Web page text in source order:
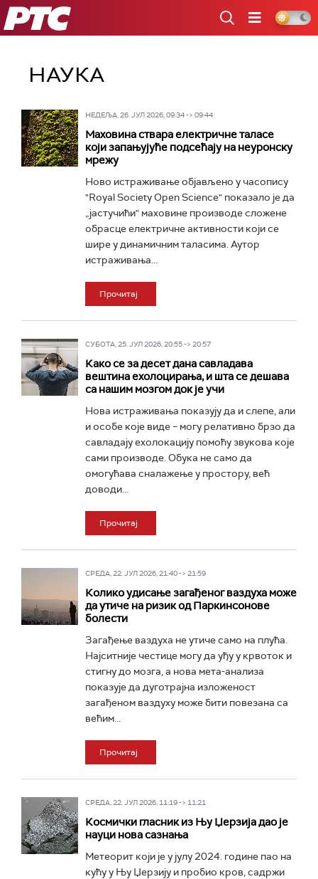
РТС
НАУКА
НЕДЕЉА, 26. ЈУЛ 2026, 09:34 -> 09:44
Маховина ствара електричне таласе
који запањујуће подсећају на неуронску
мрежу
Ново истраживање објављено у часопису
"Royal Society Open Science" показало је да
„јастучићи" маховине производе сложене
обрасце електричне активности који се
шире у динамичним таласима. Аутор
истраживања...
Прочитај
СУБОТА, 25. ЈУЛ 2026, 20:55 -> 20:57
Како се за десет дана савладава
вештина ехолоцирања, и шта се дешава
са нашим мозгом док је учи
Нова истраживања показују да и слепе, али
и особе које виде – могу релативно брзо да
савладају ехолокацију помоћу звукова које
сами производе. Обука не само да
омогућава сналажење у простору, већ
доводи...
Прочитај
СРЕДА, 22. ЈУЛ 2026, 21:40 -> 21:59
Колико удисање загађеног ваздуха може
да утиче на ризик од Паркинсонове
болести
Загађење ваздуха не утиче само на плућа.
Најситније честице могу да уђу у крвоток и
стигну до мозга, а нова мета-анализа
показује да дуготрајна изложеност
загађеном ваздуху може бити повезана са
већим...
Прочитај
СРЕДА, 22. ЈУЛ 2026, 11:19 -> 11:21
Космички гласник из Њу Џерзија дао је
науци нова сазнања
Метеорит који је у јулу 2024. године пао на
кућу у Њу Џерзију и пробио кров, садржи